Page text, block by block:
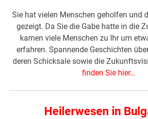
Sie hat vielen Menschen geholfen und
gezeigt. Da Sie die Gabe hatte in die
kamen viele Menschen zu Ihr um
erfahren. Spannende Geschichten
deren Schicksale sowie die
finden Sie hier…
Heilerwesen in